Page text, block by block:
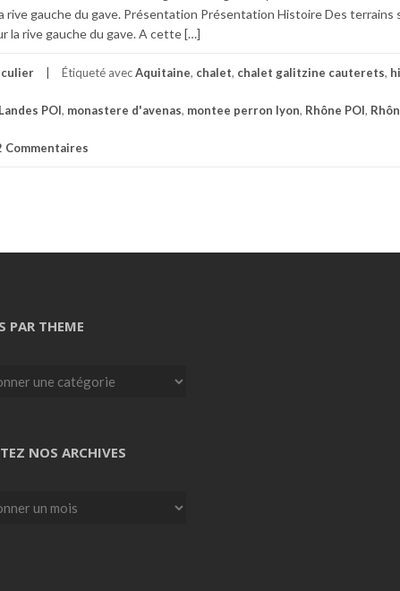
rive gauche du gave. Présentation Présentation Histoire Des terrains
la rive gauche du gave. A cette […]
Étiqueté avecAquitaine, chalet, chalet galitzine cauterets,
Landes POI, monastere d'avenas, montee perron lyon, Rhône POI,
Commentaires
PAR THEME
NOS ARCHIVES